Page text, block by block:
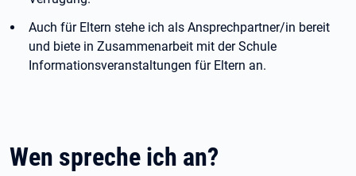
Auch für Eltern stehe ich als Ansprechpartner/in bereit
und biete in Zusammenarbeit mit der Schule
Informationsveranstaltungen für Eltern an.
Wen spreche ich an?